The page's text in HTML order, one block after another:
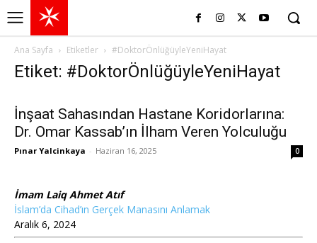
Ana Sayfa Etiketler #DoktorÖnlüğüyleYeniHayat
Etiket: #DoktorÖnlüğüyleYeniHayat
İnşaat Sahasından Hastane Koridorlarına:
Dr. Omar Kassab’ın İlham Veren Yolculuğu
Pınar Yalcinkaya - Haziran 16, 2025 0
İmam Laiq Ahmet Atıf
İslam’da Cihad’ın Gerçek Manasını Anlamak
Aralık 6, 2024